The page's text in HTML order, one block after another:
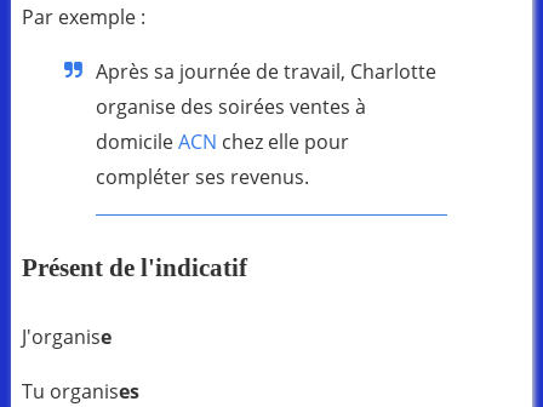
Par exemple :
Après sa journée de travail, Charlotte
organise des soirées ventes à
domicileACN chez elle pour
compléter ses revenus.
Présent de l'indicatif
J'organise
Tu organises